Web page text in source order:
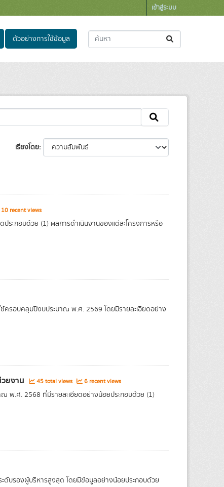
เข้าสู่ระบบ
ตัวอย่างการใช้ข้อมูล
เรียงโดย
recent views
ระกอบด้วย (1) ผลการดำเนินงานของแต่ละโครงการหรือ
ครอบคลุมปีงบประมาณ พ.ศ. 2569 โดยมีรายละเอียดอย่าง
ยงาน 45 total views 6 recent views
พ.ศ. 2568 ที่มีรายละเอียดอย่างน้อยประกอบด้วย (1)
บรองผู้บริหารสูงสุด โดยมีข้อมูลอย่างน้อยประกอบด้วย